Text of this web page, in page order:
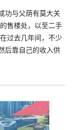
功与父荫有莫大关
售楼处，以至二手
过去几年间，不少
后靠自己的收入供